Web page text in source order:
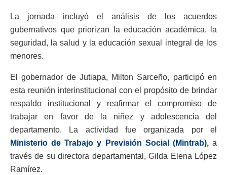
La jornada incluyó el análisis de los acuerdos
gubernativos que priorizan la educación académica, la
seguridad, la salud y la educación sexual integral de los
menores.
El gobernador de Jutiapa, Milton Sarceño, participó en
esta reunión interinstitucional con el propósito de brindar
respaldo institucional y reafirmar el compromiso de
trabajar en favor de la niñez y adolescencia del
departamento. La actividad fue organizada por el
Ministerio de Trabajo y Previsión Social (Mintrab),a
través de su directora departamental, Gilda Elena López
Ramírez.